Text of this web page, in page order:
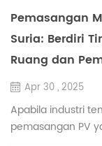
Pemasangan
Suria: Berdiri
Ruang dan
Apr 30 , 2025
Apabila industri
pemasangan PV